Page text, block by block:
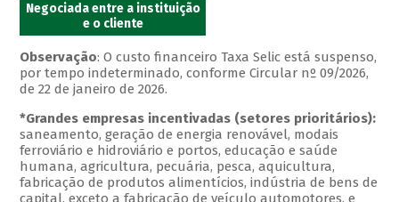
Negociada entre a instituição
e o cliente
Observação: O custo financeiro Taxa Selic está suspenso,
por tempo indeterminado, conforme Circular nº 09/2026,
de 22 de janeiro de 2026.
*Grandes empresas incentivadas (setores prioritários):
saneamento, geração de energia renovável, modais
ferroviário e hidroviário e portos, educação e saúde
humana, agricultura, pecuária, pesca, aquicultura,
fabricação de produtos alimentícios, indústria de bens de